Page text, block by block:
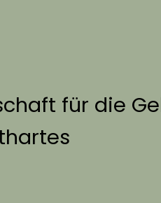
für die